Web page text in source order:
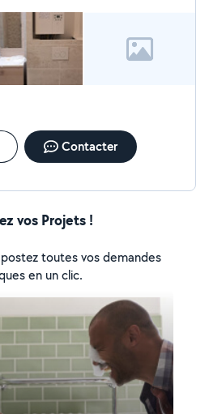
Je le recommande vivement
Contacter
vos Projets !
toutes vos demandes
en un clic.